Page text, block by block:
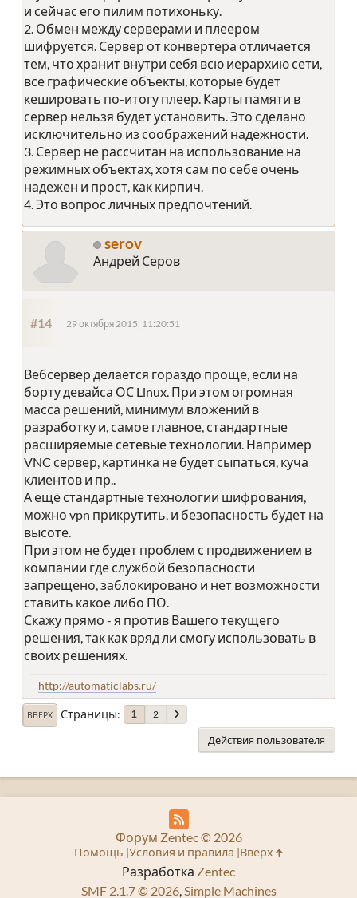
и сейчас его пилим потихоньку.
2. Обмен между серверами и плеером
шифруется. Сервер от конвертера отличается
тем, что хранит внутри себя всю иерархию сети,
все графические объекты, которые будет
кешировать по-итогу плеер. Карты памяти в
сервер нельзя будет установить. Это сделано
исключительно из соображений надежности.
3. Сервер не рассчитан на использование на
режимных объектах, хотя сам по себе очень
надежен и прост, как кирпич.
4. Это вопрос личных предпочтений.
serov
Андрей Серов
#14 29 октября 2015, 11:20:51
Вебсервер делается гораздо проще, если на
борту девайса ОС Linux. При этом огромная
масса решений, минимум вложений в
разработку и, самое главное, стандартные
расширяемые сетевые технологии. Например
VNC сервер, картинка не будет сыпаться, куча
клиентов и пр..
А ещё стандартные технологии шифрования,
можно vpn прикрутить, и безопасность будет на
высоте.
При этом не будет проблем с продвижением в
компании где службой безопасности
запрещено, заблокировано и нет возможности
ставить какое либо ПО.
Скажу прямо - я против Вашего текущего
решения, так как вряд ли смогу использовать в
своих решениях.
http://automaticlabs.ru/
ВВЕРХ Страницы 1 2
Действия пользователя
Разработка Zentec
SMF 2.1.7 © 2026,Simple Machines
Форум Zentec © 2026
Помощь Условия и правила Вверх